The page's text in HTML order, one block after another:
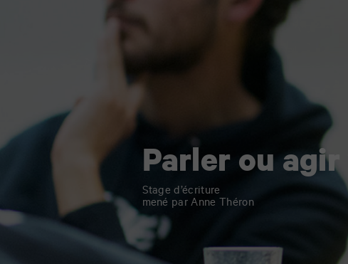
Parler ou agir ?
Stage d’écriture
mené par Anne Théron